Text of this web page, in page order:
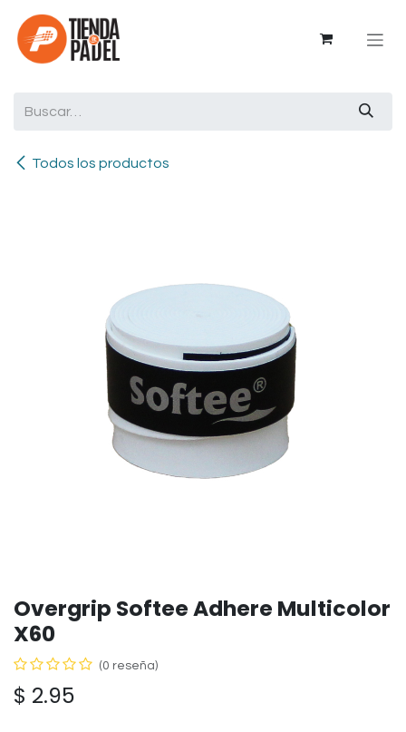
Ir al contenido
Todos los productos
Overgrip Softee Adhere Multicolor
X60
(0 reseña)
$ 2.95